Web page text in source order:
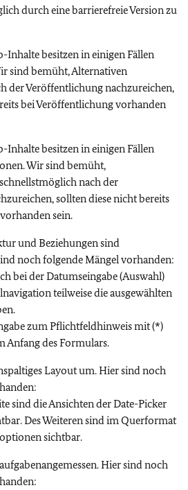
durch eine barrierefreie Version zu
Inhalte besitzen in einigen Fällen
sind bemüht, Alternativen
der Veröffentlichung nachzureichen,
bei Veröffentlichung vorhanden
Inhalte besitzen in einigen Fällen
Wir sind bemüht,
nach der
sollten diese nicht bereits
sein.
und Beziehungen sind
noch folgende Mängel vorhanden:
bei der Datumseingabe (Auswahl)
teilweise die ausgewählten
zum Pflichtfeldhinweis mit (*)
Anfang des Formulars.
Layout um. Hier sind noch
sind die Ansichten der Date-Picker
Des Weiteren sind im Querformat
sichtbar.
Hier sind noch